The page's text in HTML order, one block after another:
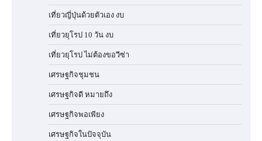
เที่ยวญี่ปุ่นด้วยตัวเอง งบ
เที่ยวยุโรป 10 วัน งบ
เที่ยวยุโรป ไม่ต้องขอวีซ่า
เศรษฐกิจชุมชน
เศรษฐกิจดี หมายถึง
เศรษฐกิจพอเพียง
เศรษฐกิจในปัจจุบัน